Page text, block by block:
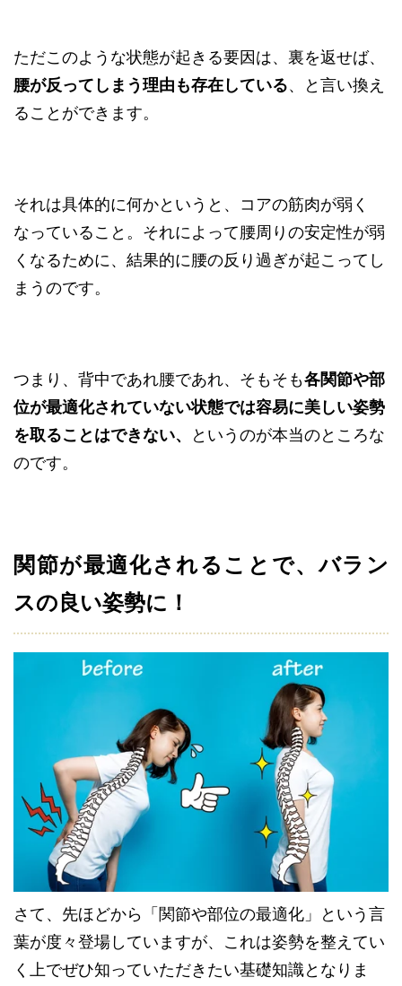
ただこのような状態が起きる要因は、裏を返せば、
腰が反ってしまう理由も存在している、と言い換え
ることができます。
それは具体的に何かというと、コアの筋肉が弱く
なっていること。それによって腰周りの安定性が弱
くなるために、結果的に腰の反り過ぎが起こってし
まうのです。
つまり、背中であれ腰であれ、そもそも各関節や部
位が最適化されていない状態では容易に美しい姿勢
を取ることはできない、
というのが本当のところな
のです。
関節が最適化されることで、バラン
スの良い姿勢に！
さて、先ほどから「関節や部位の最適化」という言
葉が度々登場していますが、これは姿勢を整えてい
く上でぜひ知っていただきたい基礎知識となりま